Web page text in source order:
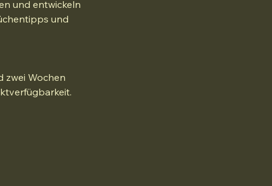
und entwickeln
und
zwei Wochen